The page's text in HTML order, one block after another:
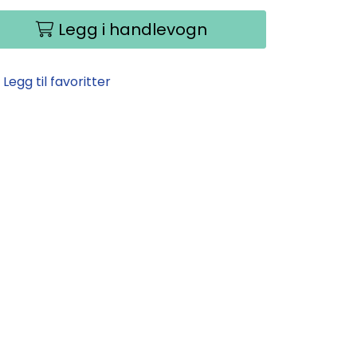
Legg i handlevogn
Legg til favoritter